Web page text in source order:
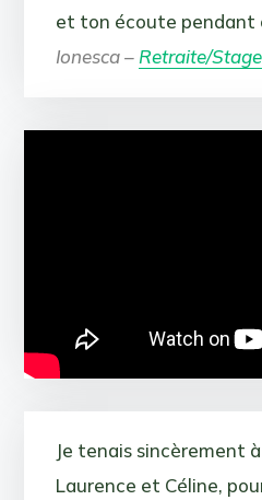
et ton écoute pendant
Ionesca –Retraite/Stage
Je tenais sincèrement
Laurence et Céline,